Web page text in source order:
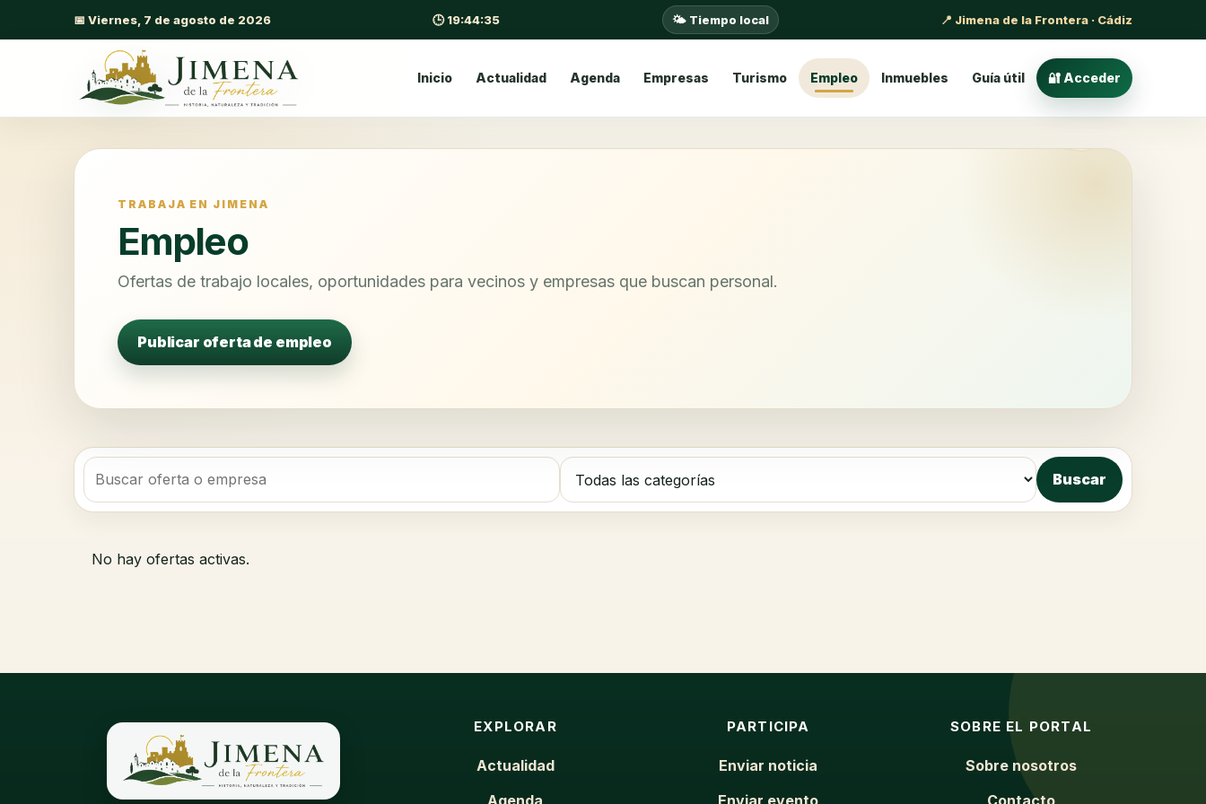
📅 Viernes, 7 de agosto de 2026 🕒 19:44:35 🌤️ Tiempo local 📍 Jimena de la Frontera · Cádiz
Inicio Actualidad Agenda Empresas Turismo Empleo Inmuebles Guía útil 🔐 Acceder
TRABAJA EN JIMENA
Empleo
Ofertas de trabajo locales, oportunidades para vecinos y empresas que buscan personal.
Publicar oferta de empleo
Buscar
No hay ofertas activas.
EXPLORAR
Actualidad
Agenda
PARTICIPA
Enviar noticia
Enviar evento
SOBRE EL PORTAL
Sobre nosotros
Contacto